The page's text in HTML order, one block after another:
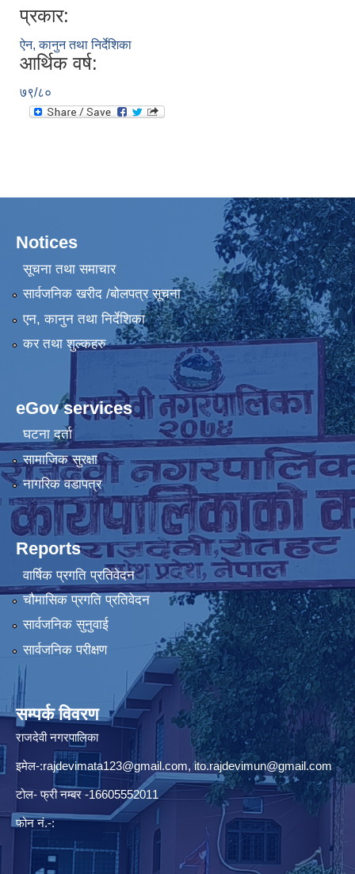
प्रकार:
ऐन, कानुन तथा निर्देशिका
आर्थिक वर्ष:
७९/८०
Notices
सूचना तथा समाचार
सार्वजनिक खरीद /बोलपत्र सूचना
एन, कानुन तथा निर्देशिका
कर तथा शुल्कहरु
eGov services
घटना दर्ता
सामाजिक सुरक्षा
नागरिक वडापत्र
Reports
वार्षिक प्रगति प्रतिवेदन
चौमासिक प्रगति प्रतिवेदन
सार्वजनिक सुनुवाई
सार्वजनिक परीक्षण
सम्पर्क विवरण
राजदेवी नगरपालिका
इमेल-:rajdevimata123@gmail.com,ito.rajdevimun@gmail.com
टोल- फ्री नम्बर -16605552011
फोन नं.-: